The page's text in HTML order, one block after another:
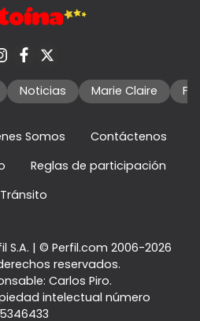
Noticias Marie Claire
Somos
Contáctenos
Reglas de participación
Tránsito
S.A. | © Perfil.com 2006-2026
reservados.
Carlos Piro.
intelectual número
5346433